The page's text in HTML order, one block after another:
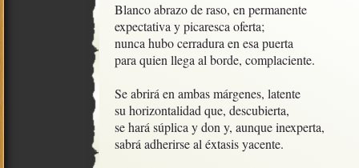
Blanco abrazo de raso, en permanente
expectativa y picaresca oferta;
nunca hubo cerradura en esa puerta
para quien llega al borde, complaciente.
Se abrirá en ambas márgenes, latente
su horizontalidad que, descubierta,
se hará súplica y don y, aunque inexperta,
sabrá adherirse al éxtasis yacente.